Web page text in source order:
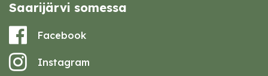
Saarijärvi somessa
Facebook
Instagram